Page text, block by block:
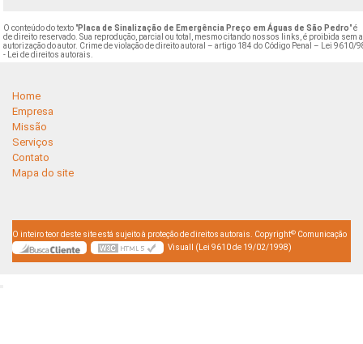
O conteúdo do texto "Placa de Sinalização de Emergência Preço em Águas de São Pedro" é
de direito reservado. Sua reprodução, parcial ou total, mesmo citando nossos links, é proibida sem a
autorização do autor. Crime de violação de direito autoral – artigo 184 do Código Penal –
Lei 9610/
- Lei de direitos autorais
Home
Empresa
Missão
Serviços
Contato
Mapa do site
O inteiro teor deste site está sujeito à proteção de direitos autorais. Copyright© Comunicação
Visuall (Lei 9610 de 19/02/1998)